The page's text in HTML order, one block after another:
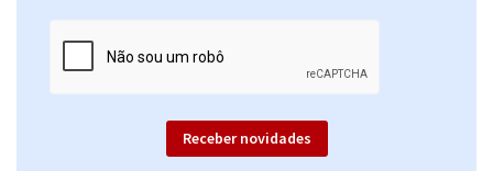
Receber novidades